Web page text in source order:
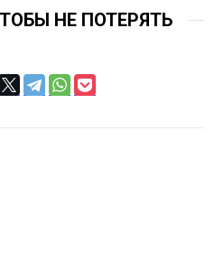
НЕ ПОТЕРЯТЬ